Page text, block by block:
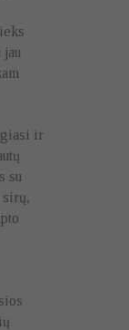
jau
ir
su
sirų,